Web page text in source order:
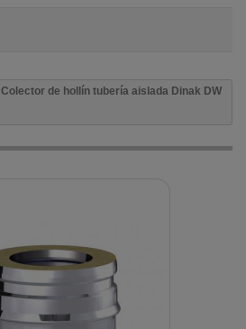
Colector de hollín tubería aislada Dinak DW